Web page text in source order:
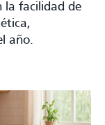
la facilidad de
año.